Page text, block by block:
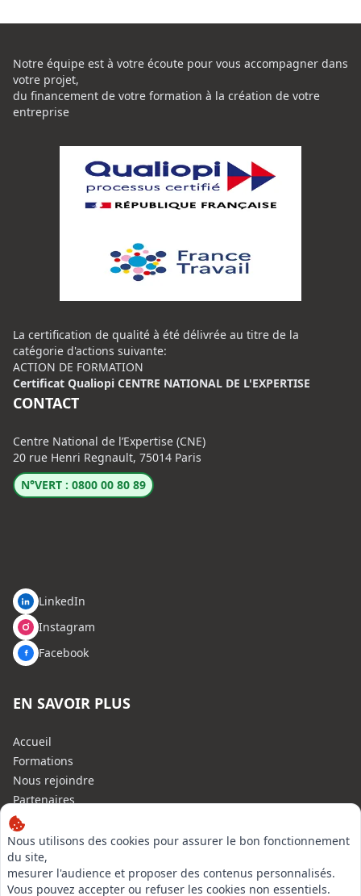
Nous utilisons des cookies pour assurer le bon fonctionnement
du site,
mesurer l'audience et proposer des contenus personnalisés.
Vous pouvez accepter ou refuser les cookies non essentiels.
Notre équipe est à votre écoute pour vous accompagner dans
votre projet,
du financement de votre formation à la création de votre
entreprise
La certification de qualité à été délivrée au titre de la
catégorie d'actions suivante:
ACTION DE FORMATION
Certificat Qualiopi CENTRE NATIONAL DE L'EXPERTISE
CONTACT
Centre National de l’Expertise (CNE)
20 rue Henri Regnault, 75014 Paris
N°VERT : 0800 00 80 89
LinkedIn
Instagram
Facebook
EN SAVOIR PLUS
Accueil
Formations
Nous rejoindre
Partenaires
Autres missions
Le C.N.E.
Membre IVSC
Logiciel